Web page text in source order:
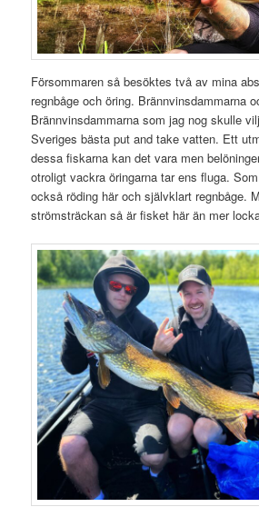
Försommaren så besöktes två av mina
regnbåge och öring. Brännvinsdammarna
Brännvinsdammarna som jag nog skulle
Sveriges bästa put and take vatten. Ett
dessa fiskarna kan det vara men
otroligt vackra öringarna tar ens fluga.
också röding här och självklart regnbåge.
strömsträckan så är fisket här än mer